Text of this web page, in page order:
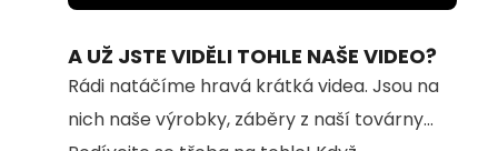
100.00%
A UŽ JSTE VIDĚLI TOHLE NAŠE VIDEO?
Rádi natáčíme hravá krátká videa. Jsou na
nich naše výrobky, záběry z naší továrny...